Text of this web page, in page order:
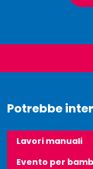
Potrebbe
Lavori manuali
Evento per